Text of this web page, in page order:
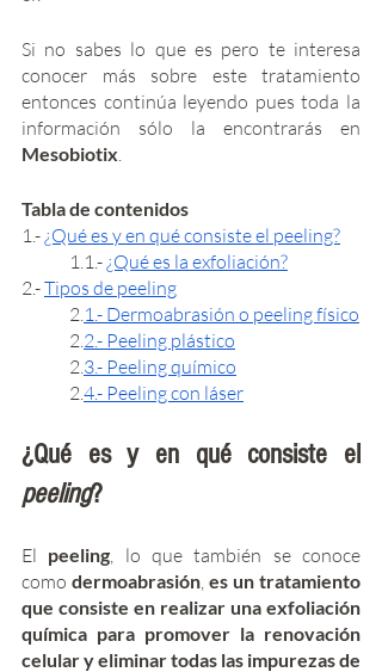
Si no sabes lo que es pero te interesa
conocer más sobre este tratamiento
entonces continúa leyendo pues toda la
Mesobiotix
Tabla de contenidos
1.- ¿Qué es y en qué consiste el peeling?
	1.1.-
¿Qué es la exfoliación?
2.- Tipos de peeling
	2.
1.- Dermoabrasión o peeling físico
	2.
2.- Peeling plástico
	2.
3.- Peeling químico
	2.
4.- Peeling con láser
peeling?
El peeling , lo que también se conoce
como dermoabrasión es un tratamiento
que consiste en realizar una exfoliación
química para promover la renovación
celular y eliminar todas las impurezas de